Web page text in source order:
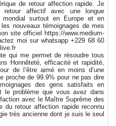
de retour affection rapide. Je
affectif avec une longue
surtout en Europe et en
nouveaux témoignages de mes
site officiel https://www.medium-
moi sur whatsapp +229 68 60
qui me permet de résoudre tous
Honnêteté, efficacité et rapidité,
de l’être aimé en moins d’une
proche de 99.9% pour ne pas dire
des gens satisfaits en
le problème que vous avez dans
avec le Maître Suprême des
du retour affection rapide reconnu
très ancienne dont je suis le seul